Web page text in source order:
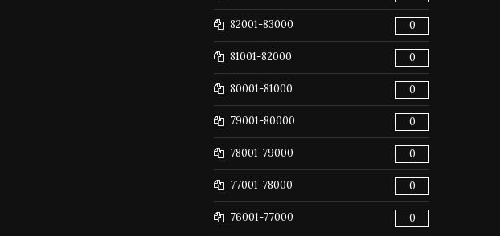
82001-83000 0
81001-82000 0
80001-81000 0
79001-80000 0
78001-79000 0
77001-78000 0
76001-77000 0